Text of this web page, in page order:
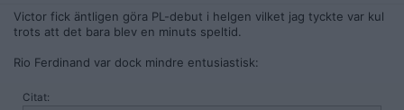
Victor fick äntligen göra PL-debut i helgen vilket jag tyckte var kul
trots att det bara blev en minuts speltid.
Rio Ferdinand var dock mindre entusiastisk:
Citat: